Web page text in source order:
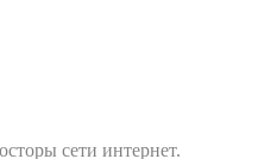
сети интернет.